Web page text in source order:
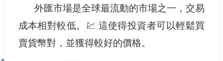
外匯市場是全球最流動的市場之一，交易
成本相對較低。💹 這使得投資者可以輕鬆買
賣貨幣對，並獲得較好的價格。